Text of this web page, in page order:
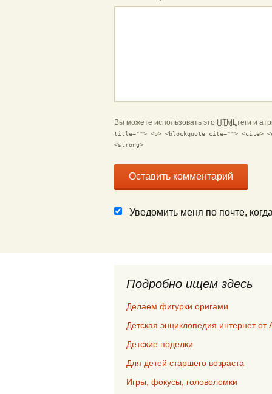
Вы можете использовать это HTMLтеги и
title=""> <b> <blockquote cite=""> <cite>
<strong>
Уведомить меня по почте,
Подробно ищем здесь
Делаем фигурки оригами
Детская энциклопедия интернет от
Детские поделки
Для детей старшего возраста
Игры, фокусы, головоломки